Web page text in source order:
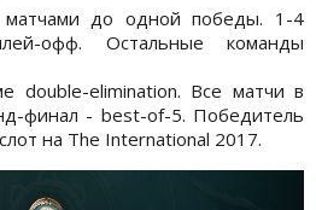
матчами до одной победы. 1-4
офф. Остальные команды
double-elimination. Все матчи в
финал - best-of-5. Победитель
на The International 2017.